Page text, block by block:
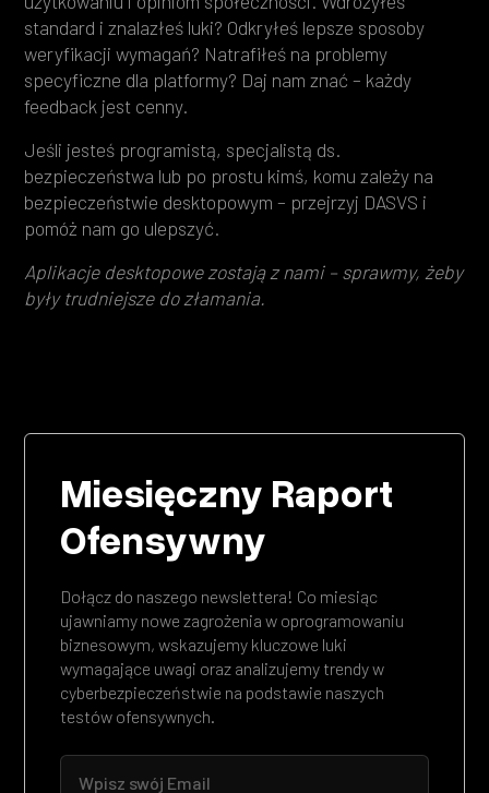
standard i znalazłeś luki? Odkryłeś lepsze sposoby
weryfikacji wymagań? Natrafiłeś na problemy
specyficzne dla platformy? Daj nam znać – każdy
feedback jest cenny.
Jeśli jesteś programistą, specjalistą ds.
bezpieczeństwa lub po prostu kimś, komu zależy na
bezpieczeństwie desktopowym – przejrzyj DASVS i
pomóż nam go ulepszyć.
Aplikacje desktopowe zostają z nami – sprawmy, żeby
były trudniejsze do złamania.
Miesięczny Raport
Ofensywny
Dołącz do naszego newslettera! Co miesiąc
ujawniamy nowe zagrożenia w oprogramowaniu
biznesowym, wskazujemy kluczowe luki
wymagające uwagi oraz analizujemy trendy w
cyberbezpieczeństwie na podstawie naszych
testów ofensywnych.